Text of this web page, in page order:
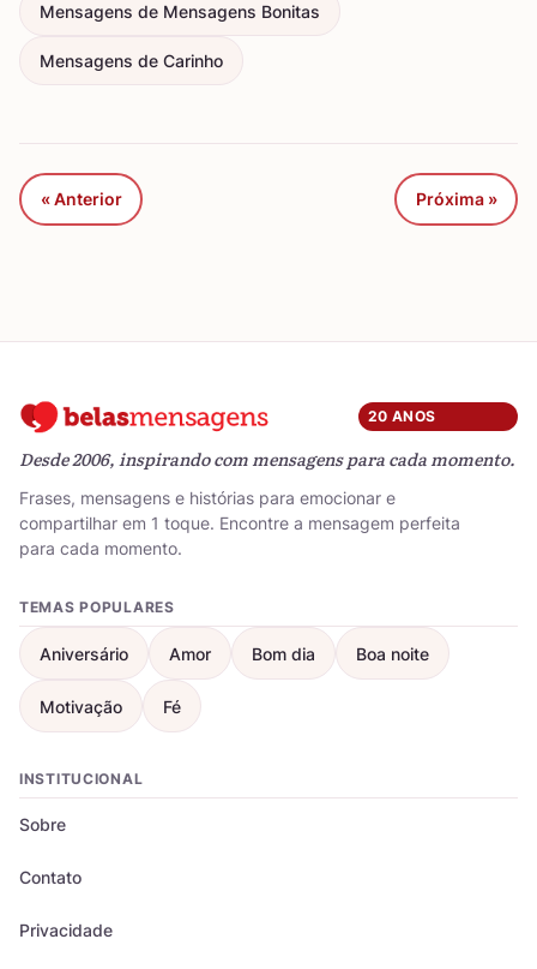
Mensagens de Mensagens Bonitas
Mensagens de Carinho
« Anterior Próxima »
20 ANOS
Desde 2006, inspirando com mensagens para cada momento.
Frases, mensagens e histórias para emocionar e
compartilhar em 1 toque. Encontre a mensagem perfeita
para cada momento.
TEMAS POPULARES
Aniversário Amor Bom dia Boa noite
Motivação Fé
INSTITUCIONAL
Sobre
Contato
Privacidade